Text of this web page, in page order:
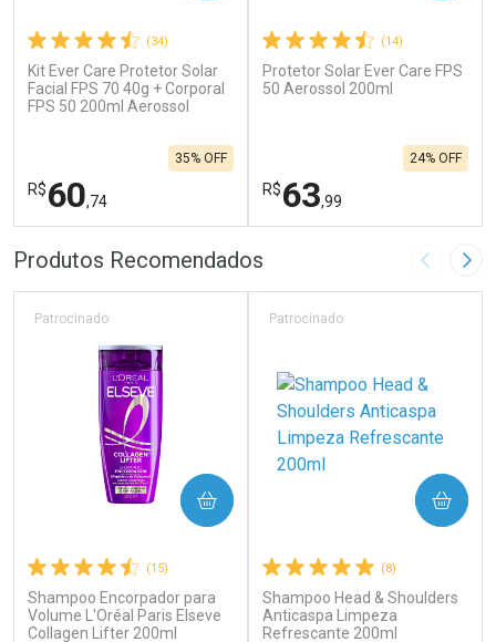
(34)
Kit Ever Care Protetor Solar
Facial FPS 70 40g + Corporal
FPS 50 200ml Aerossol
R$60,74
35% OFF
FECHAR
Laboratório
Ativar Desconto
FECHAR
Por Menos
Comprar sem Desconto
(14)
Protetor Solar Ever Care FPS
50 Aerossol 200ml
R$63,99
24% OFF
Laboratório
Ativar Desconto
Por Menos
Comprar sem Desconto
Produtos Recomendados Imagem
(15)
Shampoo Encorpador para
Volume L'Oréal Paris Elseve
Collagen Lifter 200ml
Patrocinado
COMPRAR
(8)
Shampoo Head & Shoulders
Anticaspa Limpeza
Refrescante 200ml
Patrocinado
COMPRAR